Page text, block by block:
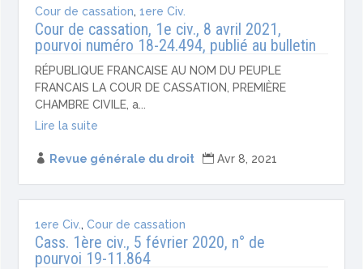
Cour de cassation,1ere Civ.
Cour de cassation, 1e civ., 8 avril 2021,
pourvoi numéro 18-24.494, publié au bulletin
RÉPUBLIQUE FRANCAISE AU NOM DU PEUPLE
FRANCAIS LA COUR DE CASSATION, PREMIÈRE
CHAMBRE CIVILE, a...
Lire la suite
 Revue générale du droit  Avr 8, 2021
1ere Civ. ,Cour de cassation
Cass. 1ère civ., 5 février 2020, n° de
pourvoi 19-11.864